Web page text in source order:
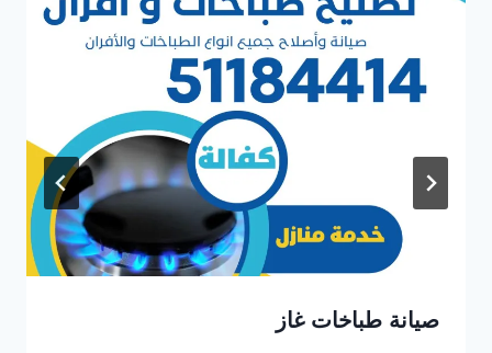
صيانة طباخات غاز